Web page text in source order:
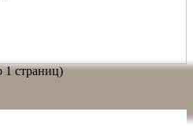
1 страниц)